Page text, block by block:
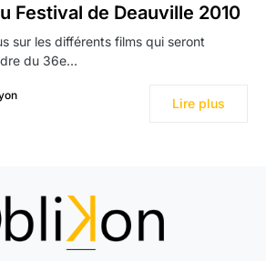
Festival de Deauville 2010
sur les différents films qui seront
du 36e…
Lire plus